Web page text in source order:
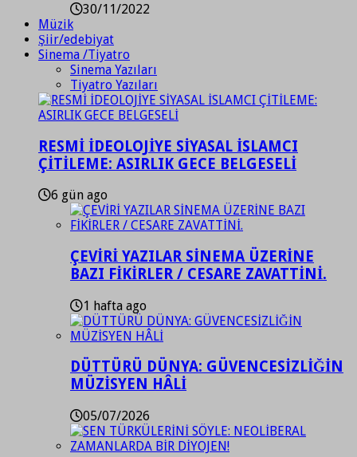
30/11/2022
Müzik
Şiir/edebiyat
Sinema /Tiyatro
Sinema Yazıları
Tiyatro Yazıları
RESMİ İDEOLOJİYE SİYASAL İSLAMCI
ÇİTİLEME: ASIRLIK GECE BELGESELİ
6 gün ago
ÇEVİRİ YAZILAR SİNEMA ÜZERİNE
BAZI FİKİRLER / CESARE ZAVATTİNİ.
1 hafta ago
DÜTTÜRÜ DÜNYA: GÜVENCESİZLİĞİN
MÜZİSYEN HÂLİ
05/07/2026